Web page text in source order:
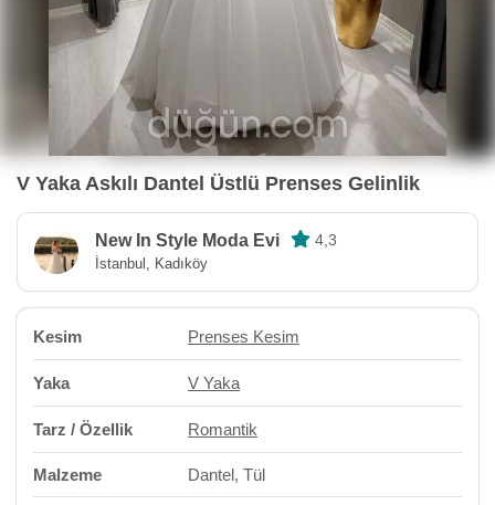
V Yaka Askılı Dantel Üstlü Prenses Gelinlik
New In Style Moda Evi 4,3
İstanbul, Kadıköy
Kesim Prenses Kesim
Yaka V Yaka
Tarz / Özellik Romantik
Malzeme Dantel, Tül